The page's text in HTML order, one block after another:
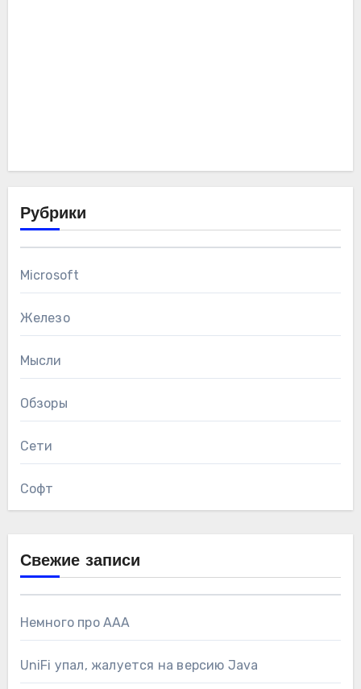
Рубрики
Microsoft
Железо
Мысли
Обзоры
Сети
Софт
Свежие записи
Немного про AAA
UniFi упал, жалуется на версию Java